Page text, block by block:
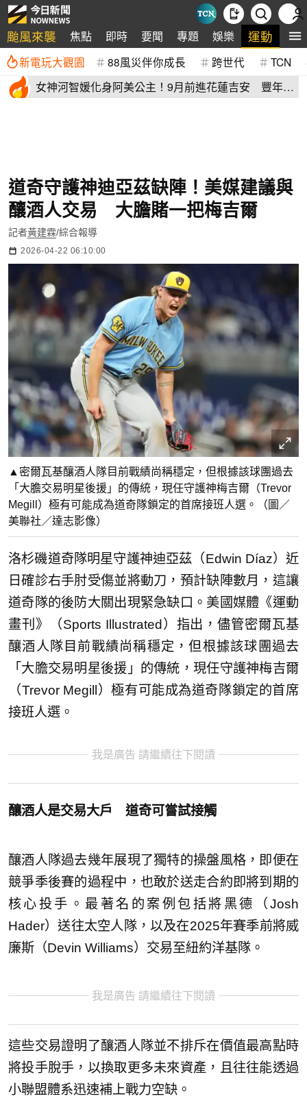
颱風來襲 焦點 即時 要聞 專題 娛樂 運動 全
新電玩大觀園 88風災伴你成長 跨世代 TCN
女神河智媛化身阿美公主！9月前進花蓮吉安 豐年節
道奇守護神迪亞茲缺陣！美媒建議與
釀酒人交易 大膽賭一把梅吉爾
記者黃建霖/綜合報導
2026-04-22 06:10:00
▲密爾瓦基釀酒人隊目前戰績尚稱穩定，但根據該球團過去
「大膽交易明星後援」的傳統，現任守護神梅吉爾（Trevor
Megill）極有可能成為道奇隊鎖定的首席接班人選。（圖／
美聯社／達志影像）
洛杉磯道奇隊明星守護神迪亞茲（Edwin Díaz）近
日確診右手肘受傷並將動刀，預計缺陣數月，這讓
道奇隊的後防大關出現緊急缺口。美國媒體《運動
畫刊》（Sports Illustrated）指出，儘管密爾瓦基
釀酒人隊目前戰績尚稱穩定，但根據該球團過去
「大膽交易明星後援」的傳統，現任守護神梅吉爾
（Trevor Megill）極有可能成為道奇隊鎖定的首席
接班人選。
我是廣告 請繼續往下閱讀
釀酒人是交易大戶 道奇可嘗試接觸
釀酒人隊過去幾年展現了獨特的操盤風格，即便在
競爭季後賽的過程中，也敢於送走合約即將到期的
核心投手。最著名的案例包括將黑德（Josh
Hader）送往太空人隊，以及在2025年賽季前將威
廉斯（Devin Williams）交易至紐約洋基隊。
我是廣告 請繼續往下閱讀
這些交易證明了釀酒人隊並不排斥在價值最高點時
將投手脫手，以換取更多未來資產，且往往能透過
小聯盟體系迅速補上戰力空缺。